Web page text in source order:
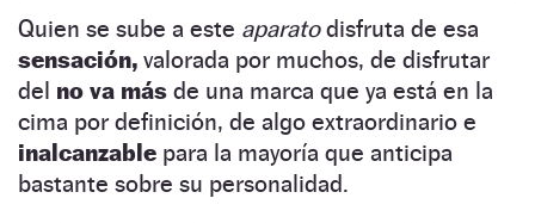
Quien se sube a este aparatodisfruta de esa
sensación, valorada por muchos, de disfrutar
del no va más de una marca que ya está en la
cima por definición, de algo extraordinario e
inalcanzable para la mayoría que anticipa
bastante sobre su personalidad.